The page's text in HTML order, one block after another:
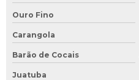
Ouro Fino
Carangola
Barão de Cocais
Juatuba